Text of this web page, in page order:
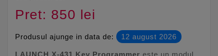
Pret: 850 lei
Produsul ajunge in data de: 12 august 2026
LAUNCH X-431 Key Programmer este un modul